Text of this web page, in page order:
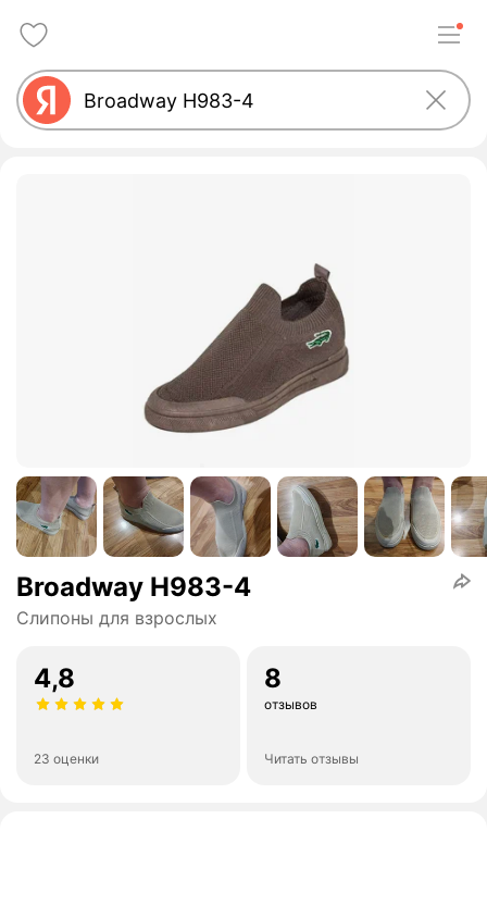
Broadway H983-4
Слипоны для взрослых
4,8
23 оценки
8
отзывов
Читать отзывы